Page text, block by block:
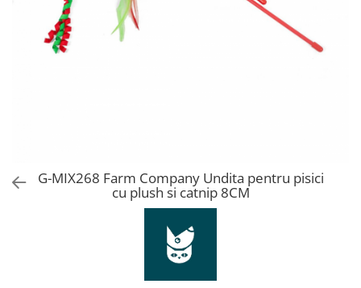
Platinum
Prestige
Batoane branza Yak
Castroane si Dozatoare
G-MIX268 Farm Company Undita pentru pisici
cu plush si catnip 8CM